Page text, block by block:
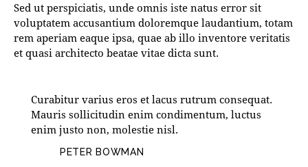
Sed ut perspiciatis, unde omnis iste natus error sit
voluptatem accusantium doloremque laudantium, totam
rem aperiam eaque ipsa, quae ab illo inventore veritatis
et quasi architecto beatae vitae dicta sunt.
Curabitur varius eros et lacus rutrum consequat.
Mauris sollicitudin enim condimentum, luctus
enim justo non, molestie nisl.
PETER BOWMAN